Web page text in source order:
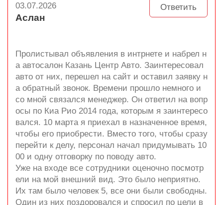
Ответить
03.07.2026
Аслан
Пролистывал объявления в интрнете и набрел н
а автосалон Казань Центр Авто. Заинтересовал
авто от них, перешел на сайт и оставил заявку н
а обратный звонок. Времени прошло немного и
со мной связался менеджер. Он ответил на вопр
осы по Киа Рио 2014 года, которым я заинтересо
вался. 10 марта я приехал в назначенное время,
чтобы его приобрести. Вместо того, чтобы сразу
перейти к делу, персонал начал придумывать 10
00 и одну отговорку по поводу авто.
Уже на входе все сотрудники оценочно посмотр
ели на мой внешний вид. Это было неприятно.
Их там было человек 5, все они были свободны.
Один из них поздоровался и спросил по цели в